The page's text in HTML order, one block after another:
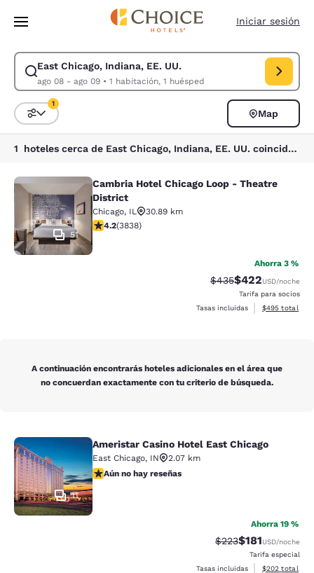
Saltar A Contenido Principal
Iniciar sesión
East Chicago, Indiana, EE. UU.
ago 08 - ago 09• 1 habitación, 1 huésped
Modificar búsqueda para East Chicago, Indiana, EE. UU.. Fecha de
Ordenar y filtrar
1
Map
1 hoteles cerca de East Chicago, Indiana, EE. UU. coinciden con tus filtros
Cambria Hotel Chicago Loop -
51
Cambria Hotel Chicago Loop - Theatre
District
Chicago, IL
30.89 km
Calificación de 4.21 estrellas. Excelente. 3838 reseñas
4.2(3838)
Ahorra 3 %
Tarifa tachada:
$435Tarifa reducida:
$422USD/noche
Tarifa para socios
Tasas incluidas
Ver detalles
$495 total
A continuación encontrarás hoteles adicionales en el área que
no concuerdan exactamente con tu criterio de búsqueda.
Ameristar Casino Hotel East
11
Ameristar Casino Hotel East Chicago
East Chicago, IN
2.07 km
Aún no hay reseñas
Aún no hay reseñas
Ahorra 19 %
Tarifa tachada:
$223Tarifa reducida:
$181USD/noche
Tarifa especial
Tasas incluidas
Ver detalles
$202 total